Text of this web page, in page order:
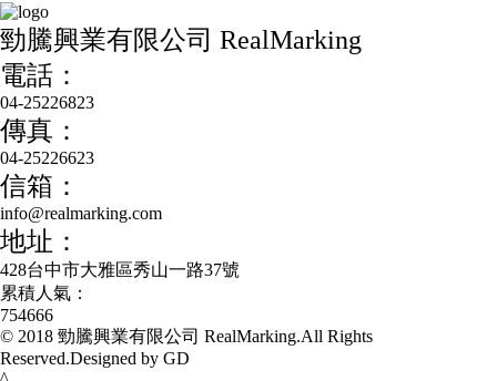
勁騰興業有限公司 RealMarking
電話：
04-25226823
傳真：
04-25226623
信箱：
info@realmarking.com
地址：
428台中市大雅區秀山一路37號
累積人氣：
754666
© 2018 勁騰興業有限公司 RealMarking.All Rights
Reserved.Designed by GD